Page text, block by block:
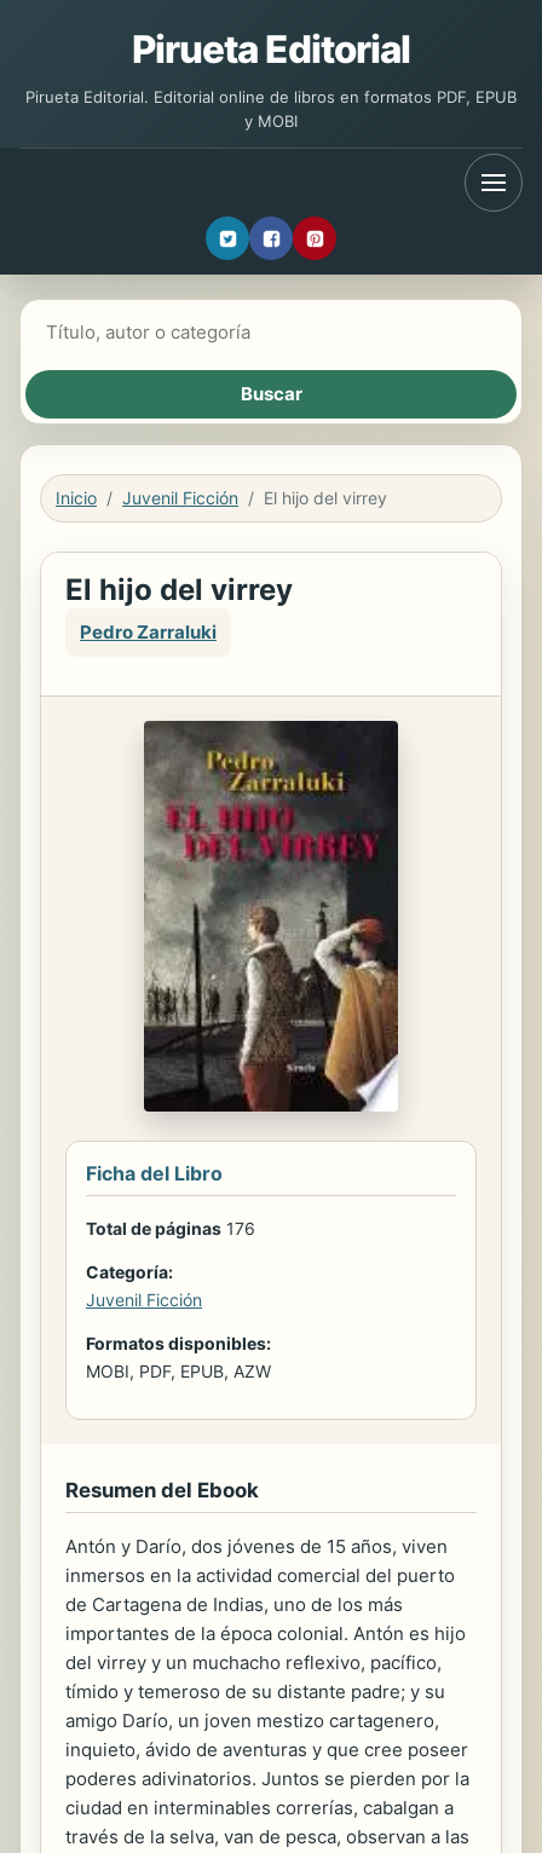
Pirueta Editorial
Pirueta Editorial. Editorial online de libros en formatos PDF, EPUB
y MOBI
Inicio Juvenil Ficción El hijo del virrey
El hijo del virrey
Pedro Zarraluki
Ficha del Libro
Total de páginas 176
Categoría:
Juvenil Ficción
Formatos disponibles:
MOBI, PDF, EPUB, AZW
Resumen del Ebook
Antón y Darío, dos jóvenes de 15 años, viven
inmersos en la actividad comercial del puerto
de Cartagena de Indias, uno de los más
importantes de la época colonial. Antón es hijo
del virrey y un muchacho reflexivo, pacífico,
tímido y temeroso de su distante padre; y su
amigo Darío, un joven mestizo cartagenero,
inquieto, ávido de aventuras y que cree poseer
poderes adivinatorios. Juntos se pierden por la
ciudad en interminables correrías, cabalgan a
través de la selva, van de pesca, observan a las